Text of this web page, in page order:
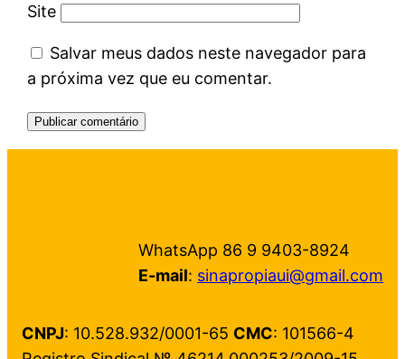
Site
Salvar meus dados neste navegador para
a próxima vez que eu comentar.
WhatsApp 86 9 9403-8924
E-mail: sinapropiaui@gmail.com
CNPJ: 10.528.932/0001-65 CMC: 101566-4